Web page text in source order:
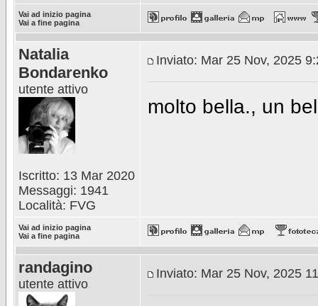
Vai ad inizio pagina
Vai a fine pagina
Natalia
Bondarenko
utente attivo
Iscritto: 13 Mar 2020
Messaggi: 1941
Località: FVG
Inviato: Mar 25 Nov, 2025
molto bella., un
Vai ad inizio pagina
Vai a fine pagina
randagino
utente attivo
Inviato: Mar 25 Nov, 2025